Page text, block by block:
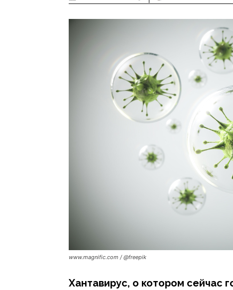
www.magnific.com / @freepik
Хантавирус, о котором сейчас